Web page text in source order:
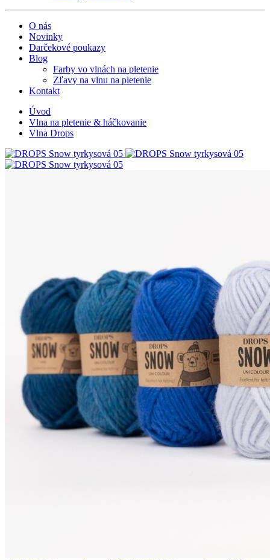
O nás
Novinky
Darčekové poukazy
Blog
Farby vo vlnách na pletenie
Zľavy na vlnu na pletenie
Kontakt
Úvod
Vlna na pletenie & háčkovanie
Vlna Drops